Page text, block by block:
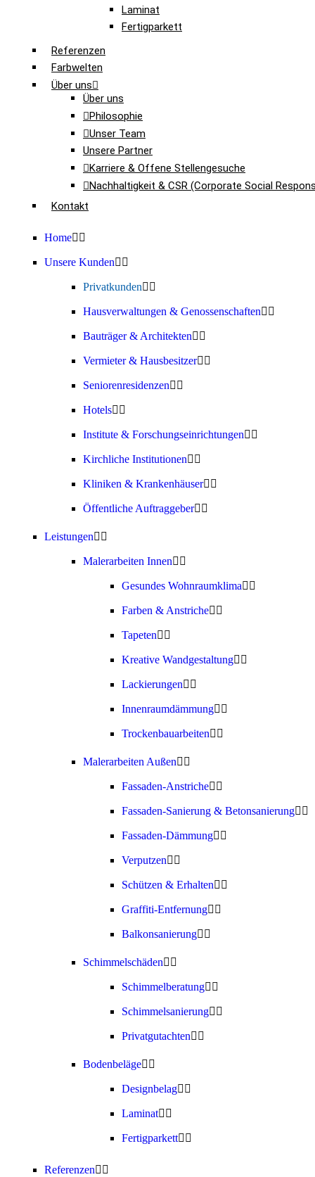
Laminat
Fertigparkett
Referenzen
Farbwelten
Über uns
Über uns
Philosophie
Unser Team
Unsere Partner
Karriere & Offene Stellengesuche
Nachhaltigkeit & CSR (Corporate Social
Kontakt
Home
Unsere Kunden
Privatkunden
Hausverwaltungen & Genossenschaften
Bauträger & Architekten
Vermieter & Hausbesitzer
Seniorenresidenzen
Hotels
Institute & Forschungseinrichtungen
Kirchliche Institutionen
Kliniken & Krankenhäuser
Öffentliche Auftraggeber
Leistungen
Malerarbeiten Innen
Gesundes Wohnraumklima
Farben & Anstriche
Tapeten
Kreative Wandgestaltung
Lackierungen
Innenraumdämmung
Trockenbauarbeiten
Malerarbeiten Außen
Fassaden-Anstriche
Fassaden-Sanierung & Betonsanierung
Fassaden-Dämmung
Verputzen
Schützen & Erhalten
Graffiti-Entfernung
Balkonsanierung
Schimmelschäden
Schimmelberatung
Schimmelsanierung
Privatgutachten
Bodenbeläge
Designbelag
Laminat
Fertigparkett
Referenzen